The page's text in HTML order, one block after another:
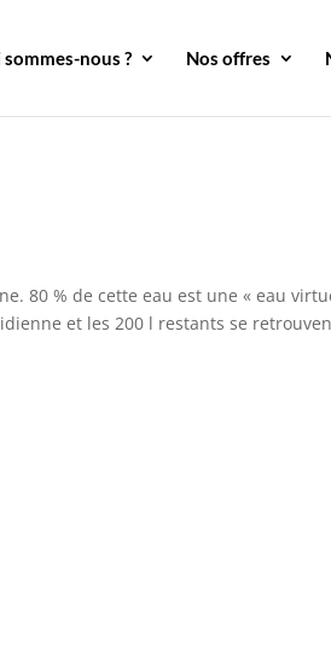
nous ? Nos offres
80 % de cette eau est une « eau
et les 200 l restants se